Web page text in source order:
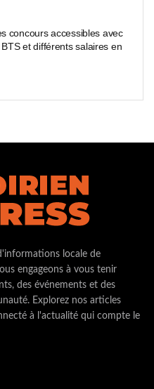
concours accessibles avec
et différents salaires en
locale de
engageons à vous tenir
des événements et des
Explorez nos articles
à l'actualité qui compte le